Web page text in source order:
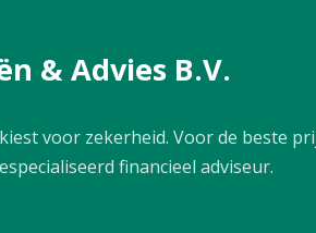
& Advies B.V.
voor zekerheid. Voor de beste
financieel adviseur.